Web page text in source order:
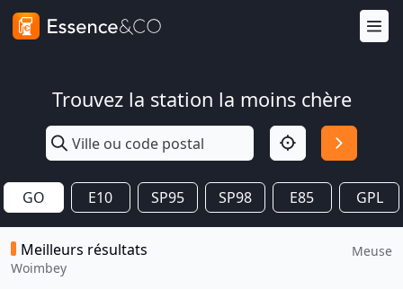
Trouvez la station la moins chère
GO E10 SP95 SP98 E85 GPL
Meilleurs résultats
Woimbey
Meuse